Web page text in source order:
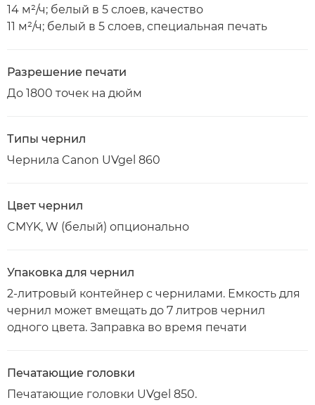
14 м²/ч; белый в 5 слоев, качество
11 м²/ч; белый в 5 слоев, специальная печать
Разрешение печати
До 1800 точек на дюйм
Типы чернил
Чернила Canon UVgel 860
Цвет чернил
CMYK, W (белый) опционально
Упаковка для чернил
2-литровый контейнер с чернилами. Емкость для
чернил может вмещать до 7 литров чернил
одного цвета. Заправка во время печати
Печатающие головки
Печатающие головки UVgel 850.